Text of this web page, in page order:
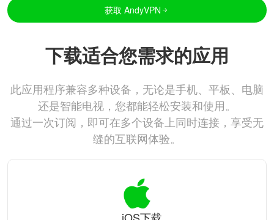
获取 AndyVPN
下载适合您需求的应用
此应用程序兼容多种设备，无论是手机、平板、电脑
还是智能电视，您都能轻松安装和使用。
通过一次订阅，即可在多个设备上同时连接，享受无
缝的互联网体验。
iOS下载